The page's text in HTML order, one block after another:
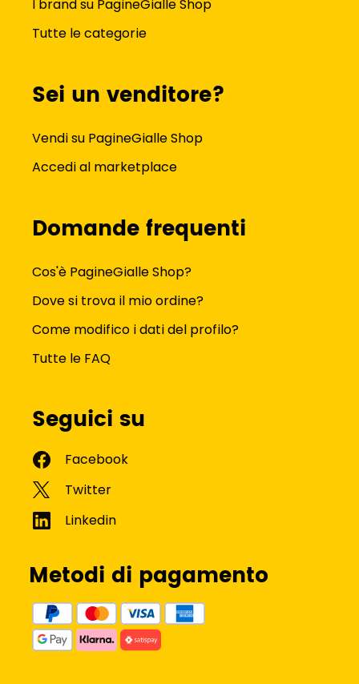
I brand su PagineGialle Shop
Tutte le categorie
Sei un venditore?
Vendi su PagineGialle Shop
Accedi al marketplace
Domande frequenti
Cos'è PagineGialle Shop?
Dove si trova il mio ordine?
Come modifico i dati del profilo?
Tutte le FAQ
Seguici su
Metodi di pagamento